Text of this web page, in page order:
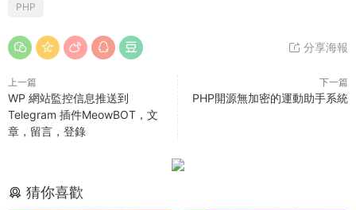
PHP
分享海報
上一篇
WP 網站監控信息推送到
Telegram 插件MeowBOT，文
章，留言，登錄
下一篇
PHP開源無加密的運動助手系統
猜你喜歡